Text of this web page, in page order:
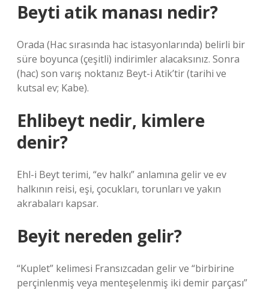
Beyti atik manası nedir?
Orada (Hac sırasında hac istasyonlarında) belirli bir
süre boyunca (çeşitli) indirimler alacaksınız. Sonra
(hac) son varış noktanız Beyt-i Atik’tir (tarihi ve
kutsal ev; Kabe).
Ehlibeyt nedir, kimlere
denir?
Ehl-i Beyt terimi, “ev halkı” anlamına gelir ve ev
halkının reisi, eşi, çocukları, torunları ve yakın
akrabaları kapsar.
Beyit nereden gelir?
“Kuplet” kelimesi Fransızcadan gelir ve “birbirine
perçinlenmiş veya menteşelenmiş iki demir parçası”